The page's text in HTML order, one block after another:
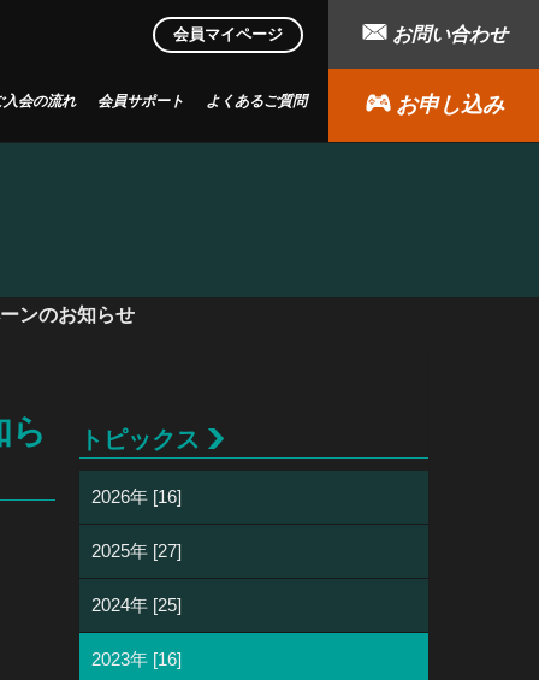
会員マイページ
入会の流れ 会員サポート よくあるご質問
お問い合わせ
お申し込み
ンのお知らせ
ら
トピックス
2026年 [16]
2025年 [27]
2024年 [25]
2023年 [16]